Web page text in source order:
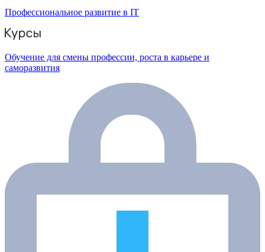
Профессиональное развитие в IT
Обучение для смены профессии, роста в карьере и
саморазвития